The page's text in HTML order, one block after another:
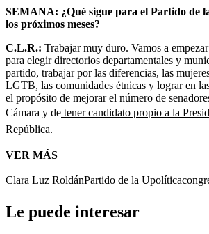
SEMANA: ¿Qué sigue para el Partido de
los próximos meses?
C.L.R.: Trabajar muy duro. Vamos a
para elegir directorios departamentales y
partido, trabajar por las diferencias, las
LGTB, las comunidades étnicas y lograr en
el propósito de mejorar el número de
Cámara y de tener candidato propio a la
República.
VER MÁS
Clara Luz RoldánPartido de la Upolítica
Le puede interesar